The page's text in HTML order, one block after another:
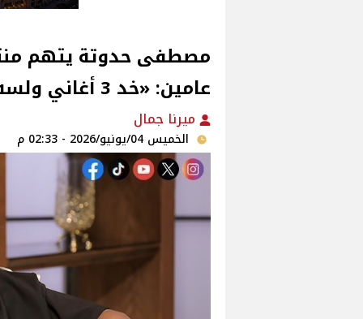
مصطفى حدوتة يتهم
عامين: «خد 3 أغاني ولسه محاسبنيش»
ميرنا جمال
الخميس 04/يونيو/2026 - 02:33 م